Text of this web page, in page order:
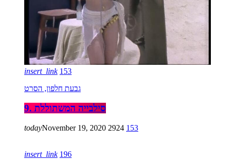
insert_link 153
גבעת חלפון, הסרט
9. סילבייה המשתוללת
todayNovember 19, 2020 2924 153
insert_link 196